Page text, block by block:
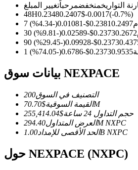
العقود الآجلة USDC
التواريخمنخفضمرحباًتغيير المبلغ
48H0.23480.2407$-0.0017(-0.7%)
0.23810.2497
$
-0.01081
(
-4.34
%)
0.23730.2672
$
-0.02589
(
-9.81
%)
0.2373
$
-0.09928
(
-29.45
%)
0.23730.9535
$
-0.6786
(
-74.05
%)
بيانات سوق NEXPACE
التصنيف في السوق200
القيمة السوقية$
70.70M
حجم التداول 24 ساعة
$
255,414.04
العرض المتداول294.40M NXPC
الحد الأقصى للإمداد1.00B NXPC
حول NEXPACE (NXPC)